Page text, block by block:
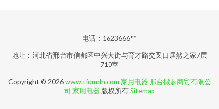
电话：1623666**
地址：河北省邢台市信都区中兴大街与育才路交叉口居然之家7层
710室
Copyright © 2026www.tfqmdn.com 家用电器 邢台撒瑟商贸有限公
司 家用电器 版权所有Sitemap